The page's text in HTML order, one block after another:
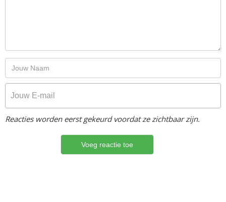
Reacties worden eerst gekeurd voordat ze zichtbaar zijn.